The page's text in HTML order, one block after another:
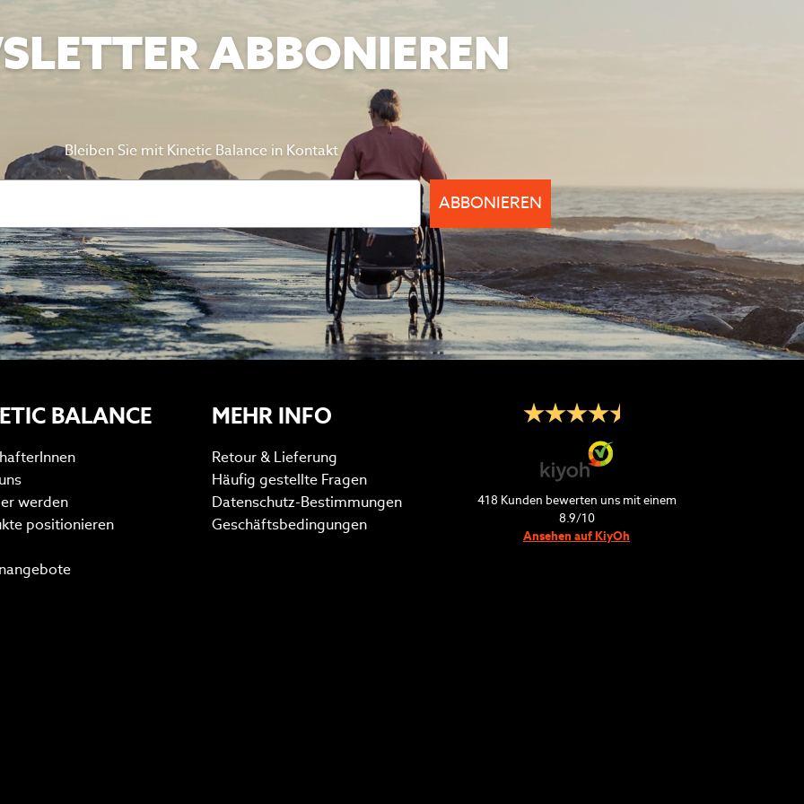
ABBONIEREN
Bleiben Sie mit Kinetic Balance in Kontakt
ABBONIEREN
BALANCE
werden
positionieren
MEHR INFO
Retour & Lieferung
Häufig gestellte Fragen
Datenschutz-Bestimmungen
Geschäftsbedingungen
418 Kunden bewerten uns mit einem
8.9/10
Ansehen auf KiyOh